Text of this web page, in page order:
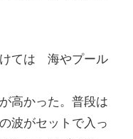
けては 海やプール
高かった。普段は
波がセットで入っ